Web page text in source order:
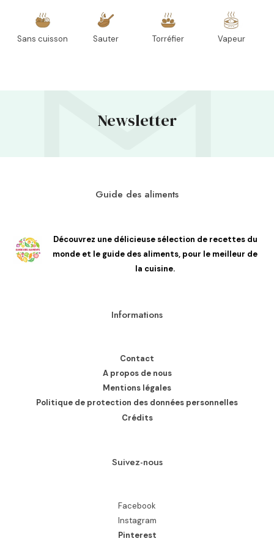
Sans cuisson Sauter Torréfier Vapeur
Newsletter
Guide des aliments
Découvrez une délicieuse sélection de recettes du
monde et le guide des aliments, pour le meilleur de
la cuisine.
Informations
Contact
A propos de nous
Mentions légales
Politique de protection des données personnelles
Crédits
Suivez-nous
Facebook
Instagram
Pinterest